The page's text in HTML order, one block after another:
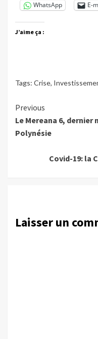
WhatsApp
E-
J’aime ça :
Tags: Crise,
Continue
Reading
Previous
Le Mereana 6, dernier
Polynésie
Covid-19: la
Laisser un